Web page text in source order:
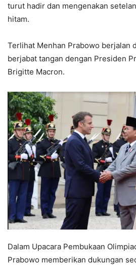
turut hadir dan mengenakan
hitam.
Terlihat Menhan Prabowo berjalan
berjabat tangan dengan Presiden
Brigitte Macron.
Dalam Upacara Pembukaan
Prabowo memberikan dukungan